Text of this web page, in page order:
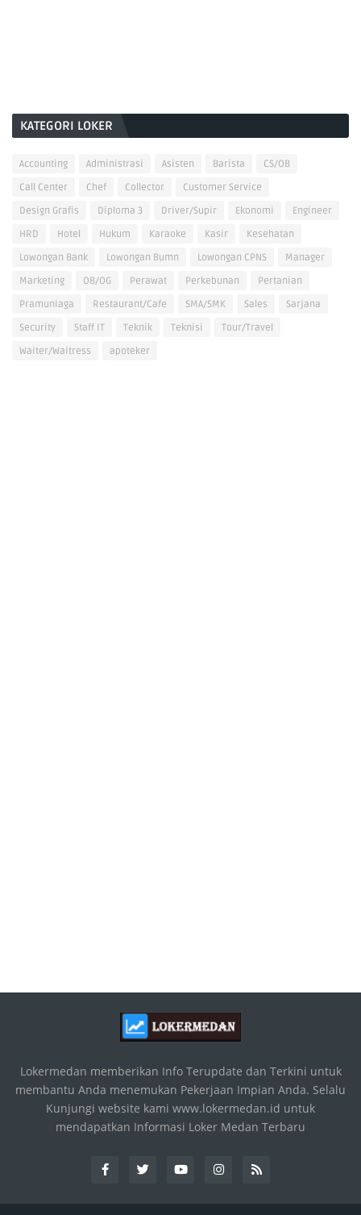
KATEGORI LOKER
Accounting Administrasi Asisten Barista
CS/OB
Call Center
Chef Collector
Customer Service
Design Grafis
Diploma 3 Driver/Supir Ekonomi
Engineer
HRD
Hotel Hukum Karaoke Kasir
Kesehatan
Lowongan Bank
Lowongan Bumn Lowongan CPNS
Manager
Marketing
OB/OG Perawat Perkebunan
Pertanian
Pramuniaga
Restaurant/Cafe SMA/SMK Sales
Sarjana
Security
Staff IT Teknik Teknisi
Tour/Travel
Waiter/Waitress
apoteker
Lokermedan memberikan Info Terupdate dan Terkini untuk
membantu Anda menemukan Pekerjaan Impian Anda. Selalu
Kunjungi website kami www.lokermedan.id untuk
mendapatkan Informasi Loker Medan Terbaru